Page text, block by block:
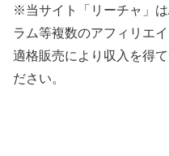
※当サイト「リーチャ」
ラム等複数のアフィリエ
適格販売により収入を得
ださい。